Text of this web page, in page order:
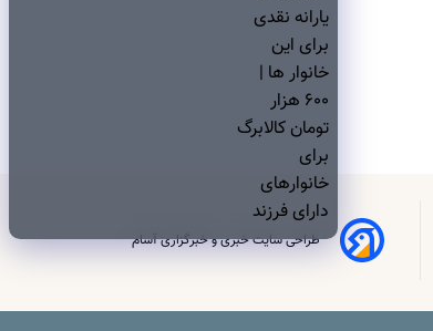
طراحی سایت خبری و خبرگزاری آسام